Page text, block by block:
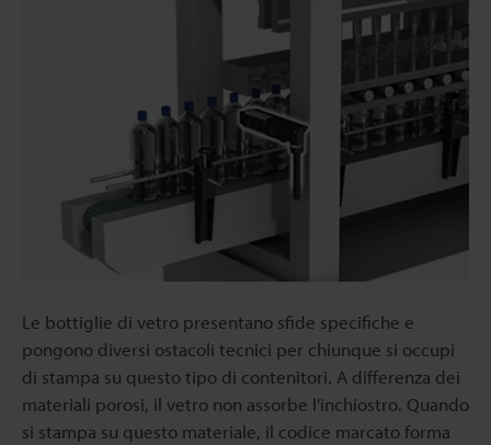
Le bottiglie di vetro presentano sfide specifiche e
pongono diversi ostacoli tecnici per chiunque si occupi
di stampa su questo tipo di contenitori. A differenza dei
materiali porosi, il vetro non assorbe l'inchiostro. Quando
si stampa su questo materiale, il codice marcato forma